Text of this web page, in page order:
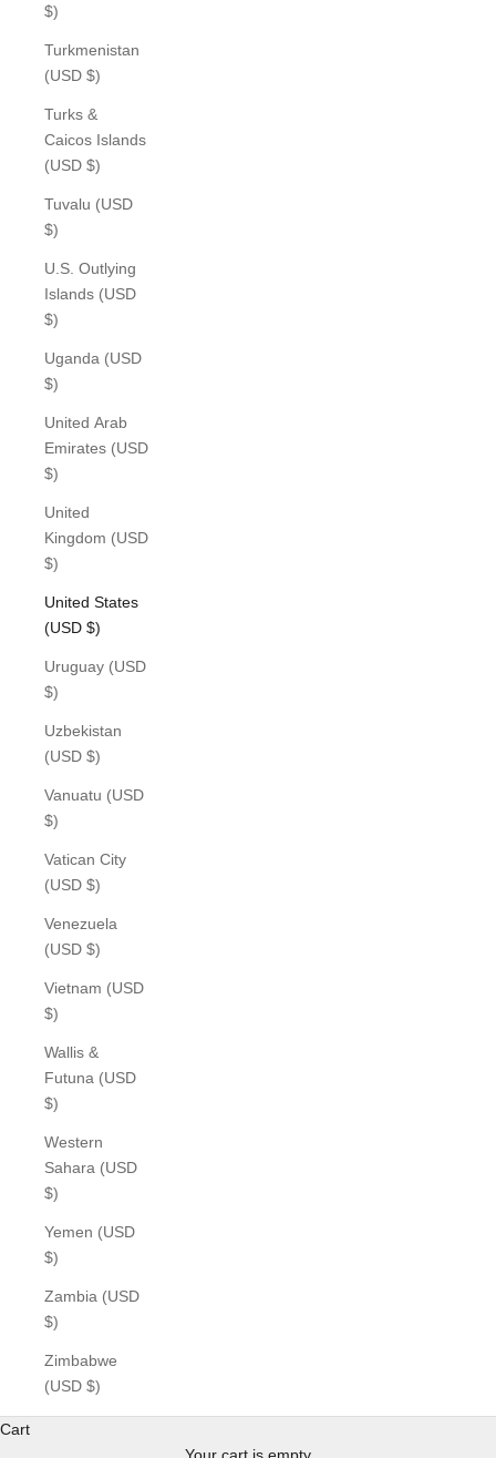
$)
Turkmenistan
(USD $)
Turks &
Caicos Islands
(USD $)
Tuvalu (USD
$)
U.S. Outlying
Islands (USD
$)
Uganda (USD
$)
United Arab
Emirates (USD
$)
United
Kingdom (USD
$)
United States
(USD $)
Uruguay (USD
$)
Uzbekistan
(USD $)
Vanuatu (USD
$)
Vatican City
(USD $)
Venezuela
(USD $)
Vietnam (USD
$)
Wallis &
Futuna (USD
$)
Western
Sahara (USD
$)
Yemen (USD
$)
Zambia (USD
$)
Zimbabwe
(USD $)
Cart
Your cart is empty